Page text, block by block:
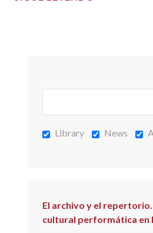
Library News
El archivo y el
cultural performática en